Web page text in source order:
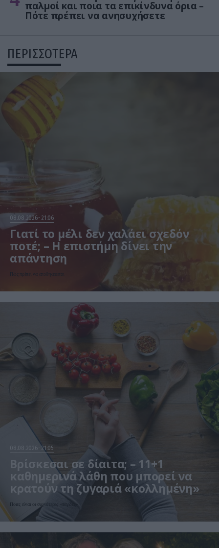
παλμοί και ποια τα επικίνδυνα όρια –
Πότε πρέπει να ανησυχήσετε
ΠΕΡΙΣΣΟΤΕΡΑ
08.08.2026 21:06
Γιατί το μέλι δεν χαλάει σχεδόν
ποτέ; – Η επιστήμη δίνει την
απάντηση
Πώς πρέπει να αποθηκεύεται
08.08.2026 21:05
Βρίσκεσαι σε δίαιτα; – 11+1
καθημερινά λάθη που μπορεί να
κρατούν τη ζυγαριά «κολλημένη»
Ποιες είναι οι συχνότερες «παγίδες»